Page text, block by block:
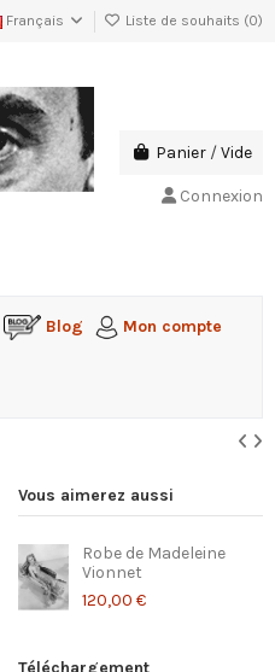
Français Liste de souhaits (0)
Panier /Vide
Connexion
Blog Mon compte
Vous aimerez aussi
Robe de Madeleine
Vionnet
120,00 €